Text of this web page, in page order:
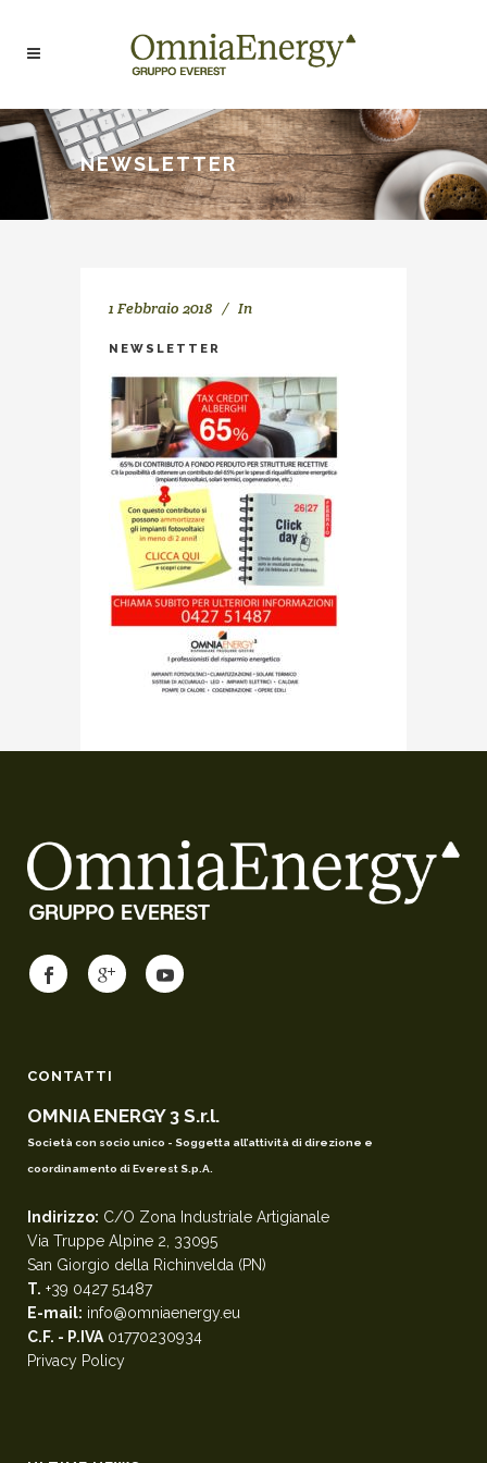
NEWSLETTER
1 Febbraio 2018 In
NEWSLETTER
CONTATTI
OMNIA ENERGY 3 S.r.l.
Società con socio unico - Soggetta all’attività di direzione e
coordinamento di Everest S.p.A.
Indirizzo: C/O Zona Industriale Artigianale
Via Truppe Alpine 2, 33095
San Giorgio della Richinvelda (PN)
T. +39 0427 51487
E-mail: info@omniaenergy.eu
C.F. - P.IVA 01770230934
Privacy Policy